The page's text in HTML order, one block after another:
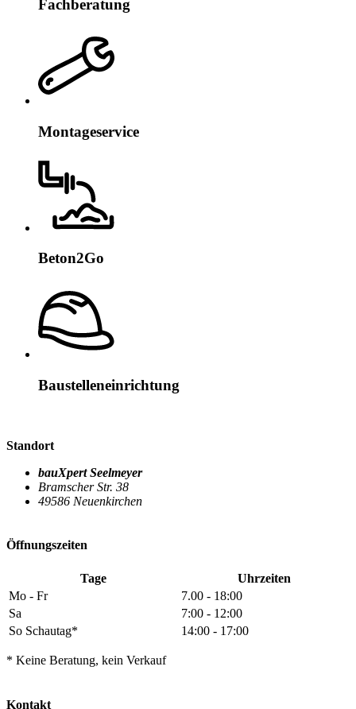
Fachberatung
Montageservice
Beton2Go
Baustelleneinrichtung
Standort
bauXpert Seelmeyer
Bramscher Str. 38
49586 Neuenkirchen
Öffnungszeiten
Tage
Uhrzeiten
Mo - Fr
7.00 - 18:00
Sa
7:00 - 12:00
So Schautag*
14:00 - 17:00
* Keine Beratung, kein Verkauf
Kontakt